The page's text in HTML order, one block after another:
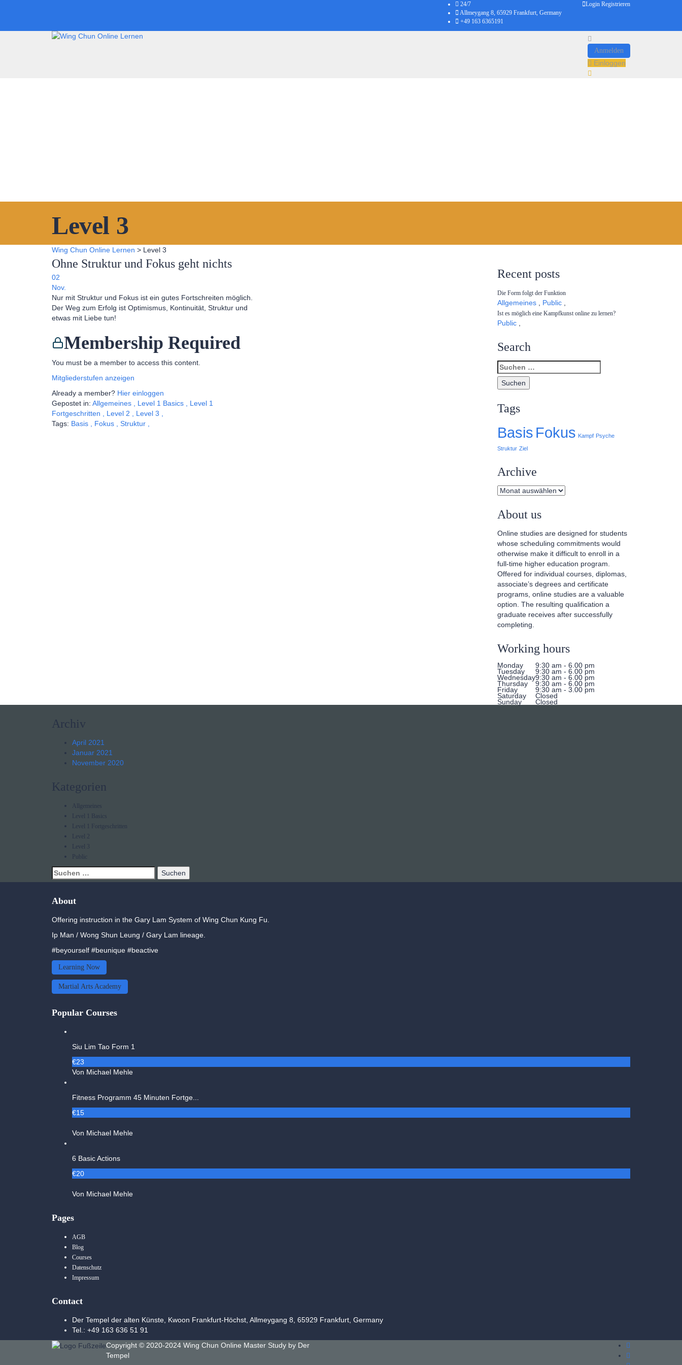
Login Registrieren
24/7
Allmeygang 8, 65929 Frankfurt, Germany
+49 163 6365191
Anmelden
Einloggen
Level 3
Wing Chun Online Lernen > Level 3
Ohne Struktur und Fokus geht nichts
02
Nov.
Nur mit Struktur und Fokus ist ein gutes Fortschreiten möglich.
Der Weg zum Erfolg ist Optimismus, Kontinuität, Struktur und
etwas mit Liebe tun!
Membership Required
You must be a member to access this content.
Mitgliederstufen anzeigen
Already a member? Hier einloggen
Gepostet in: Allgemeines Level 1 Basics
Level 1
Fortgeschritten
Level 2 Level 3
Tags: Basis Fokus Struktur
Recent posts
Die Form folgt der Funktion
Allgemeines Public
Ist es möglich eine Kampfkunst online zu lernen?
Public
Search
Tags
Basis Fokus Kampf Psyche
Struktur Ziel
Archive
About us
Online studies are designed for students
whose scheduling commitments would
otherwise make it difficult to enroll in a
full-time higher education program.
Offered for individual courses, diplomas,
associate’s degrees and certificate
programs, online studies are a valuable
option. The resulting qualification a
graduate receives after successfully
completing.
Working hours
Monday 9:30 am - 6.00 pm
Tuesday 9:30 am - 6.00 pm
Wednesday9:30 am - 6.00 pm
Thursday 9:30 am - 6.00 pm
Friday 9:30 am - 3.00 pm
Saturday Closed
Sunday Closed
Archiv
April 2021
Januar 2021
November 2020
Kategorien
Allgemeines
Level 1 Basics
Level 1 Fortgeschritten
Level 2
Level 3
Public
About
Offering instruction in the Gary Lam System of Wing Chun Kung Fu.
Ip Man / Wong Shun Leung / Gary Lam lineage.
#beyourself #beunique #beactive
Learning Now
Martial Arts Academy
Popular Courses
Siu Lim Tao Form 1
€23
Von Michael Mehle
Fitness Programm 45 Minuten Fortge...
€15
Von Michael Mehle
6 Basic Actions
€20
Von Michael Mehle
Pages
AGB
Blog
Courses
Datenschutz
Impressum
Contact
Der Tempel der alten Künste, Kwoon Frankfurt-Höchst, Allmeygang 8, 65929 Frankfurt, Germany
Tel.: +49 163 636 51 91
Copyright © 2020-2024 Wing Chun Online Master Study by Der
Tempel